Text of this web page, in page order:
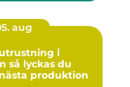
aug
i
produktion